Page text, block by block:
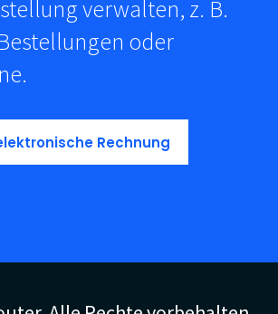
verwalten, z. B.
oder
Rechnung